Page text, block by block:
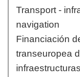
Transport -
navigation
Financiación
transeuropea